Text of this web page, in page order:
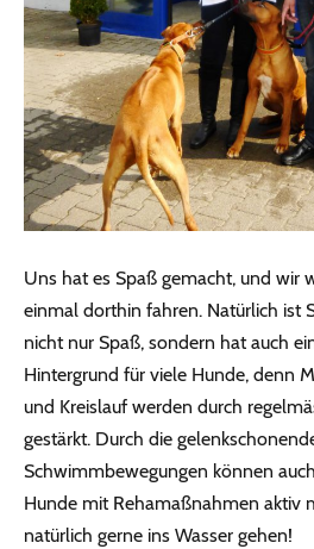
Uns hat es Spaß gemacht, und wir
einmal dorthin fahren. Natürlich ist
nicht nur Spaß, sondern hat auch
Hintergrund für viele Hunde, denn
und Kreislauf werden durch
gestärkt. Durch die
Schwimmbewegungen können
Hunde mit Rehamaßnahmen aktiv
natürlich gerne ins Wasser gehen!